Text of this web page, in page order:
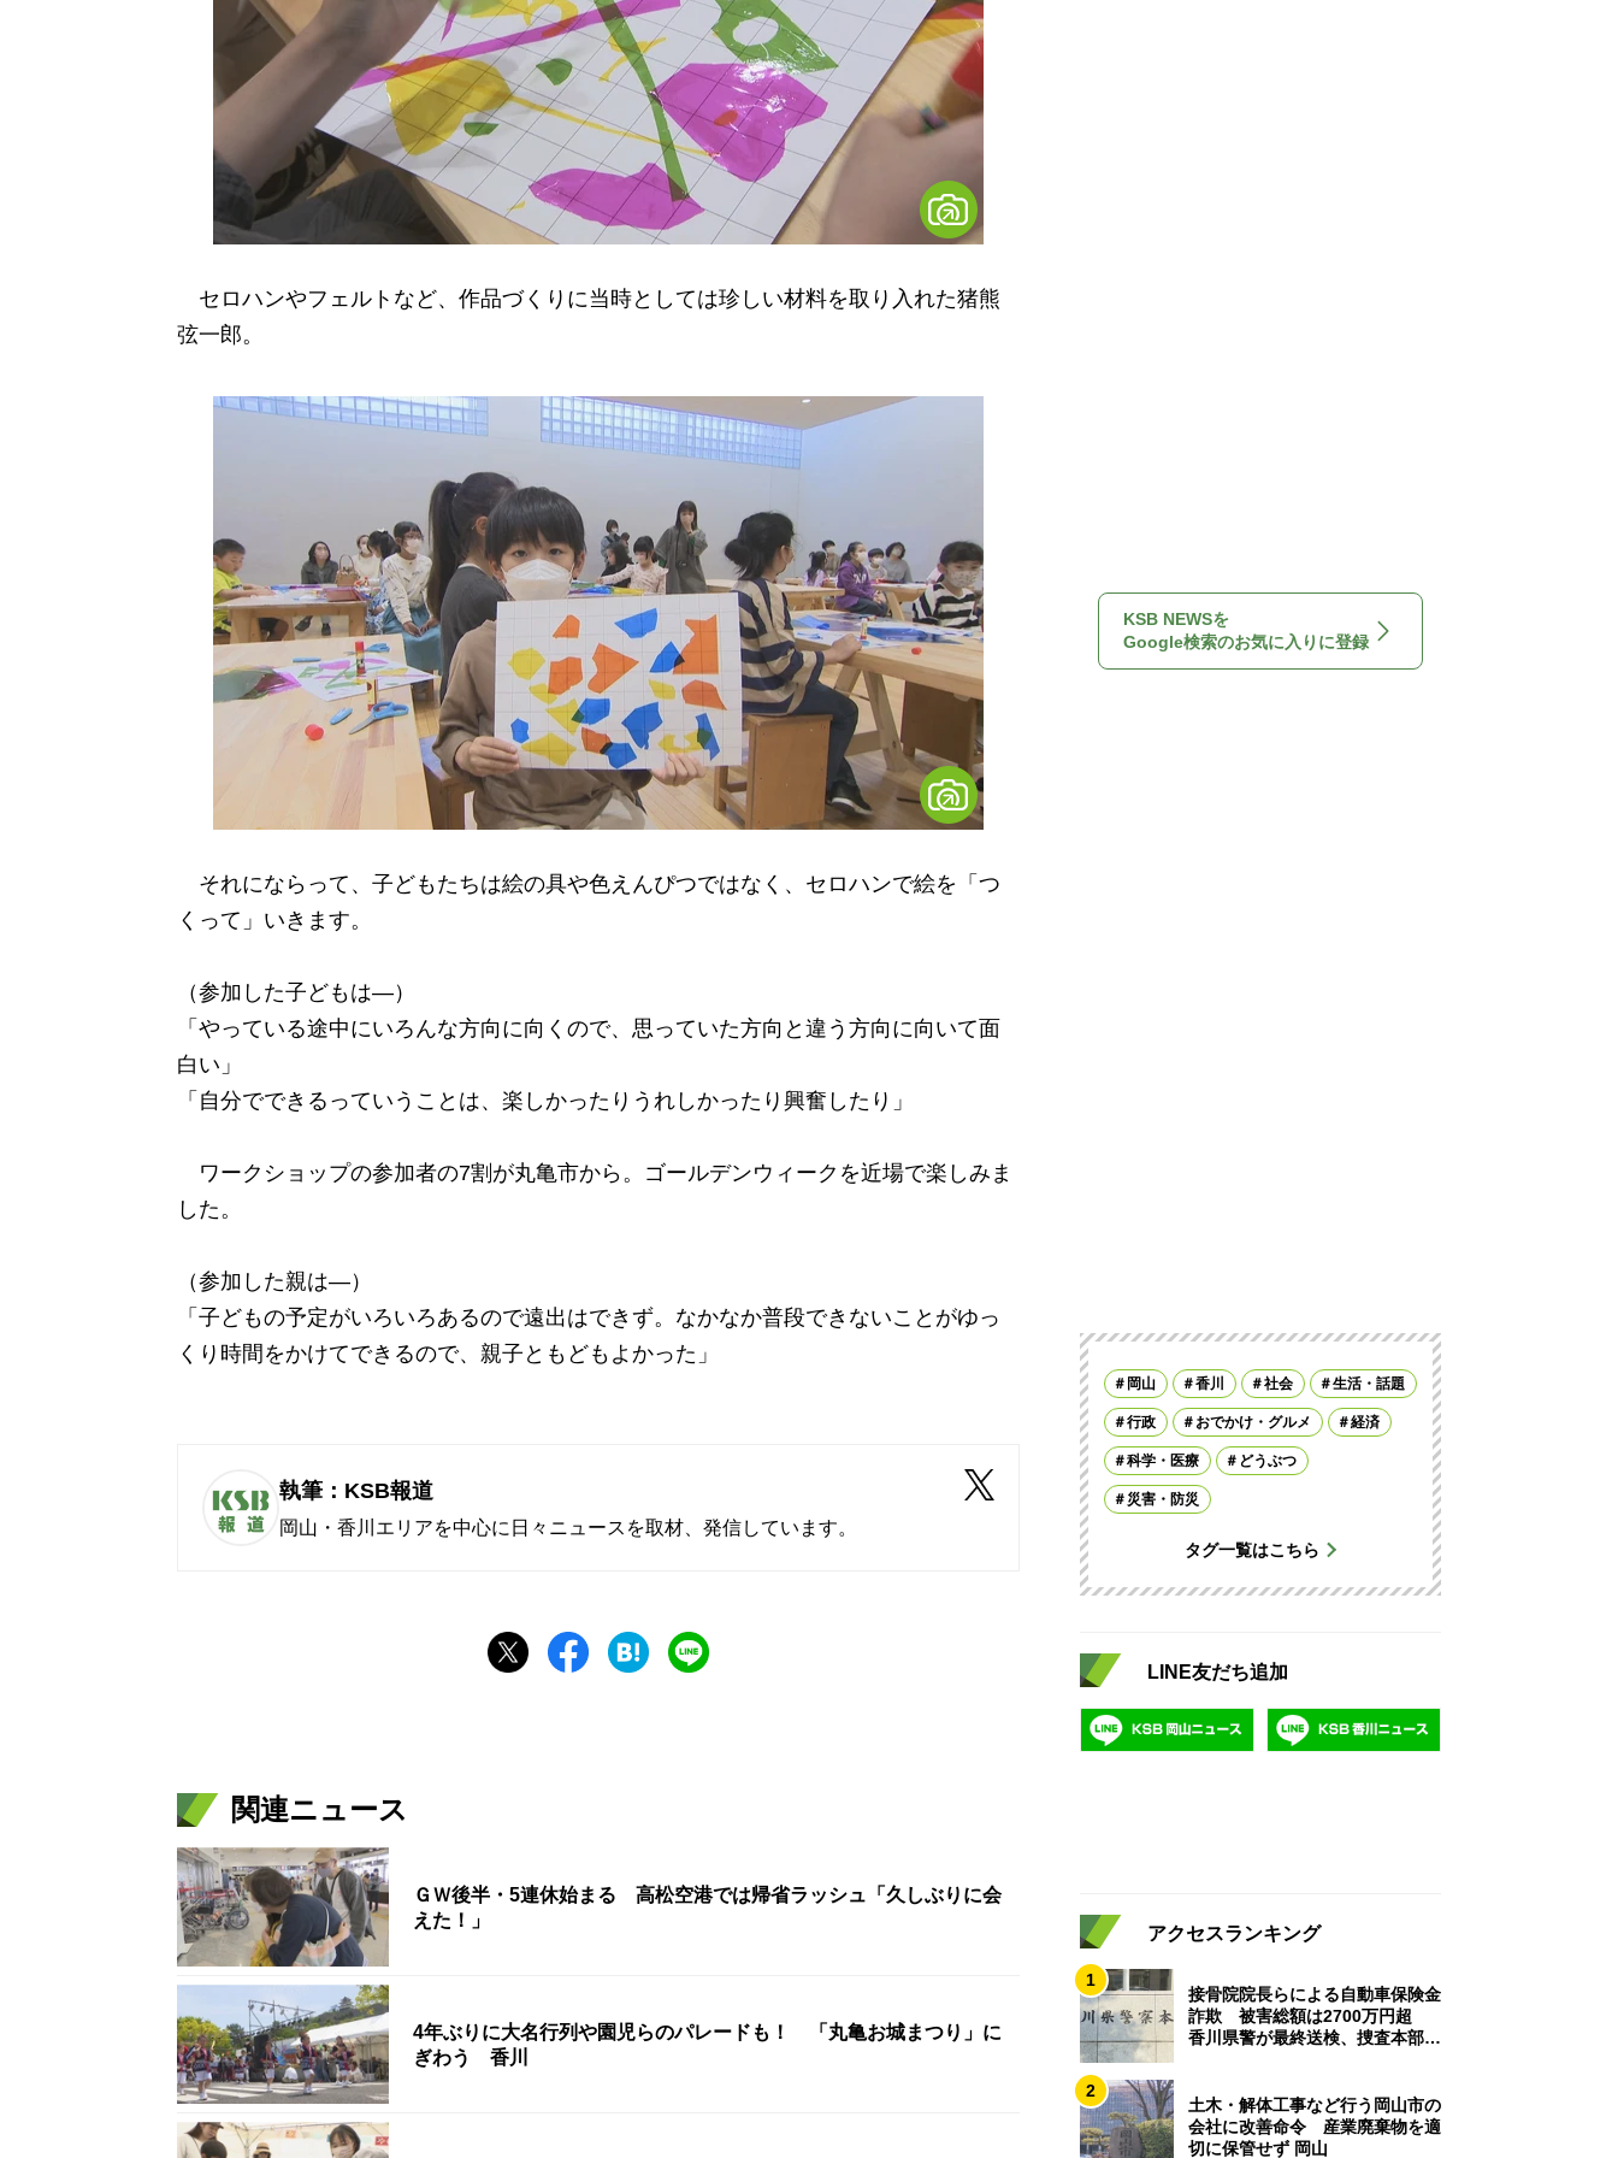
セロハンやフェルトなど、作品づくりに当時としては珍しい材料を取り入れた猪熊
弦一郎。
それにならって、子どもたちは絵の具や色えんぴつではなく、セロハンで絵を「つ
くって」いきます。
（参加した子どもは―）
「やっている途中にいろんな方向に向くので、思っていた方向と違う方向に向いて面
白い」
「自分でできるっていうことは、楽しかったりうれしかったり興奮したり」
ワークショップの参加者の7割が丸亀市から。ゴールデンウィークを近場で楽しみま
した。
（参加した親は—）
「子どもの予定がいろいろあるので遠出はできず。なかなか普段できないことがゆっ
くり時間をかけてできるので、親子ともどもよかった」
執筆：KSB報道
岡山・香川エリアを中心に日々ニュースを取材、発信しています。
関連ニュース
ＧＷ後半・5連休始まる 高松空港では帰省ラッシュ「久しぶりに会
えた！」
4年ぶりに大名行列や園児らのパレードも！ 「丸亀お城まつり」に
ぎわう 香川
KSB NEWSを
Google検索のお気に入りに登録
岡山 香川 社会 生活・話題
行政 おでかけ・グルメ 経済
科学・医療 どうぶつ
災害・防災
タグ一覧はこちら
LINE友だち追加
アクセスランキング
1
接骨院院長らによる自動車保険金
詐欺 被害総額は2700万円超
香川県警が最終送検、捜査本部解
2
土木・解体工事など行う岡山市の
会社に改善命令 産業廃棄物を適
切に保管せず 岡山